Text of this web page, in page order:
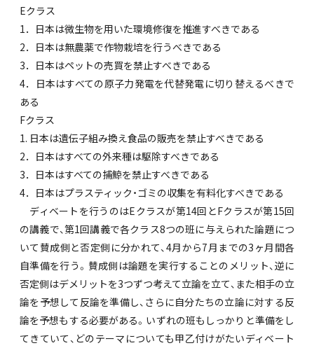
Eクラス
1．日本は微生物を用いた環境修復を推進すべきである
2．日本は無農薬で作物栽培を行うべきである
3．日本はペットの売買を禁止すべきである
4．日本はすべての原子力発電を代替発電に切り替えるべきで
ある
Fクラス
1. 日本は遺伝子組み換え食品の販売を禁止すべきである
2．日本はすべての外来種は駆除すべきである
3．日本はすべての捕鯨を禁止すべきである
4．日本はプラスティック・ゴミの収集を有料化すべきである
ディベートを行うのはEクラスが第14回とFクラスが第15回
の講義で、第1回講義で各クラス8つの班に与えられた論題につ
いて賛成側と否定側に分かれて、4月から7月までの3ヶ月間各
自準備を行う。賛成側は論題を実行することのメリット、逆に
否定側はデメリットを3つずつ考えて立論を立て、また相手の立
論を予想して反論を準備し、さらに自分たちの立論に対する反
論を予想もする必要がある。いずれの班もしっかりと準備をし
てきていて、どのテーマについても甲乙付けがたいディベート